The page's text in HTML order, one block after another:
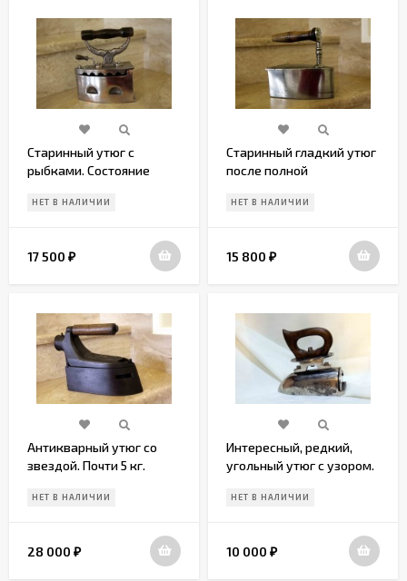
Старинный утюг с
рыбками. Состояние
Начало 20 века
НЕТ В НАЛИЧИИ
17 500 ₽
Старинный гладкий утюг
после полной
Середина 20 века
НЕТ В НАЛИЧИИ
15 800 ₽
Антикварный утюг со
звездой. Почти 5 кг.
Начало 20 в
НЕТ В НАЛИЧИИ
28 000 ₽
Интересный, редкий,
угольный утюг с узором.
НЕТ В НАЛИЧИИ
10 000 ₽